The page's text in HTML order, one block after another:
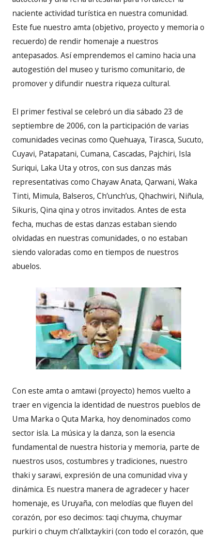
naciente actividad turística en nuestra comunidad.
Este fue nuestro amta (objetivo, proyecto y memoria o
recuerdo) de rendir homenaje a nuestros
antepasados. Así emprendemos el camino hacia una
autogestión del museo y turismo comunitario, de
promover y difundir nuestra riqueza cultural.
El primer festival se celebró un dia sábado 23 de
septiembre de 2006, con la participación de varias
comunidades vecinas como Quehuaya, Tirasca, Sucuto,
Cuyavi, Patapatani, Cumana, Cascadas, Pajchiri, Isla
Suriqui, Laka Uta y otros, con sus danzas más
representativas como Chayaw Anata, Qarwani, Waka
Tinti, Mimula, Balseros, Ch’unch’us, Qhachwiri, Niñula,
Sikuris, Qina qina y otros invitados. Antes de esta
fecha, muchas de estas danzas estaban siendo
olvidadas en nuestras comunidades, o no estaban
siendo valoradas como en tiempos de nuestros
abuelos.
Con este amta o amtawi (proyecto) hemos vuelto a
traer en vigencia la identidad de nuestros pueblos de
Uma Marka o Quta Marka, hoy denominados como
sector isla. La música y la danza, son la esencia
fundamental de nuestra historia y memoria, parte de
nuestros usos, costumbres y tradiciones, nuestro
thaki y sarawi, expresión de una comunidad viva y
dinámica. Es nuestra manera de agradecer y hacer
homenaje, es Uruyaña, con melodías que fluyen del
corazón, por eso decimos: taqi chuyma, chuymar
purkiri o chuym ch’allxtaykiri (con todo el corazón, que